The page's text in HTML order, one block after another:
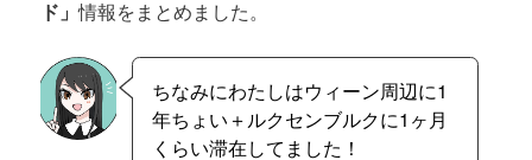
ド」情報をまとめました。
ちなみにわたしはウィーン周辺に1
年ちょい＋ルクセンブルクに1ヶ月
くらい滞在してました！